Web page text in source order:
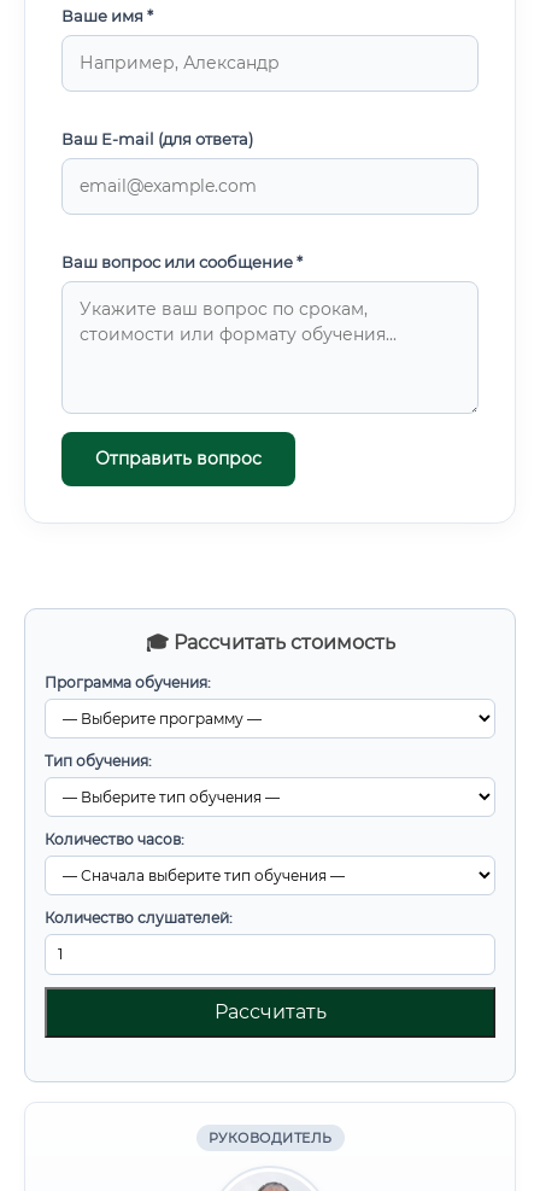
🎓 Рассчитать стоимость
Программа обучения:
Тип обучения:
Количество часов:
Количество слушателей:
Рассчитать
РУКОВОДИТЕЛЬ
Ваше имя *
Ваш E-mail (для ответа)
Ваш вопрос или сообщение *
Отправить вопрос